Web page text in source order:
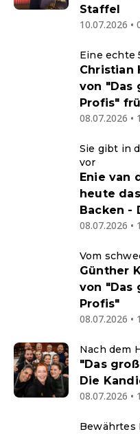
Staffel
10.07.2026 •
Eine echte
Christian
von "Das
Profis"
08.07.2026 •
Sie gibt in
vor
Enie van
heute
Backen -
08.07.2026 •
Vom
Günther
von "Das
Profis"
08.07.2026 •
Nach dem
"Das
Die
08.07.2026 •
Bewährtes